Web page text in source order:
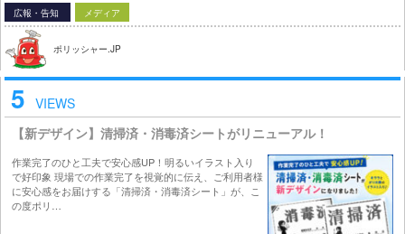
広報・告知 メディア
ポリッシャー.JP
5 VIEWS
【新デザイン】清掃済・消毒済シートがリニューアル！
作業完了のひと工夫で安心感UP！明るいイラスト入り
で好印象 現場での作業完了を視覚的に伝え、ご利用者様
に安心感をお届けする「清掃済・消毒済シート」が、こ
の度ポリ…